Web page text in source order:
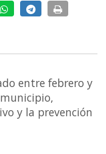
entre febrero y
y la prevención